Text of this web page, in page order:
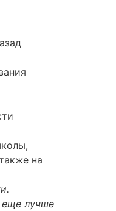
на
еще лучше